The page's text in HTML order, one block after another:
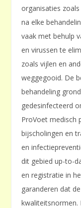
organisaties
na elke
vaak met behulp
en virussen te
zoals vijlen en
weggegooid. De
behandeling
gedesinfecteerd
ProVoet medisch
bijscholingen en
en
dit gebied up-to-
en registratie in
garanderen dat
kwaliteitsnormen.